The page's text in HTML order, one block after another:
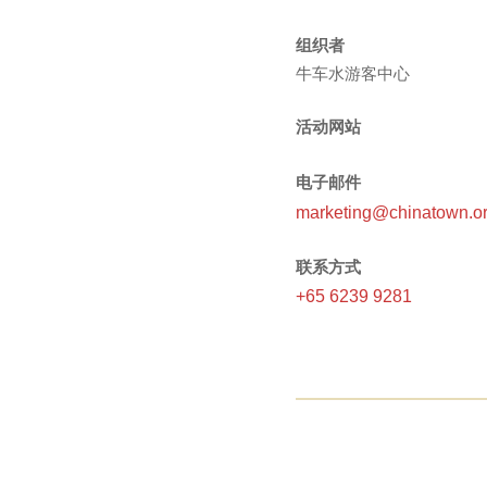
组织者
牛车水游客中心
活动网站
电子邮件
联系方式
+65 6239 9281